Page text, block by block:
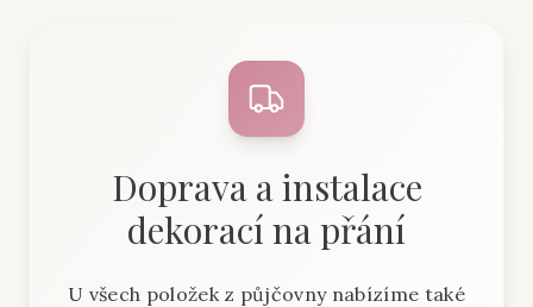
Doprava a instalace
dekorací na přání
U všech položek z půjčovny nabízíme také